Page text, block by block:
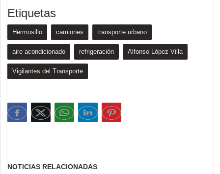
Etiquetas
Hermosillo camiones transporte urbano
aire acondicionado refrigeración Alfonso López Villa
Vigilantes del Transporte
NOTICIAS RELACIONADAS